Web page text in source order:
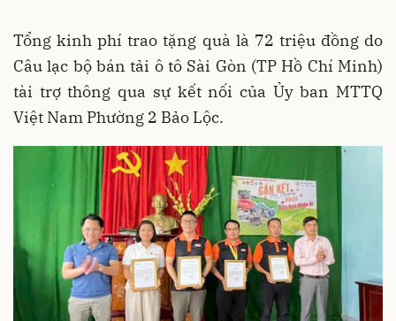
Tổng kinh phí trao tặng quà là 72 triệu đồng do
Câu lạc bộ bán tải ô tô Sài Gòn (TP Hồ Chí Minh)
tài trợ thông qua sự kết nối của Ủy ban MTTQ
Việt Nam Phường 2 Bảo Lộc.